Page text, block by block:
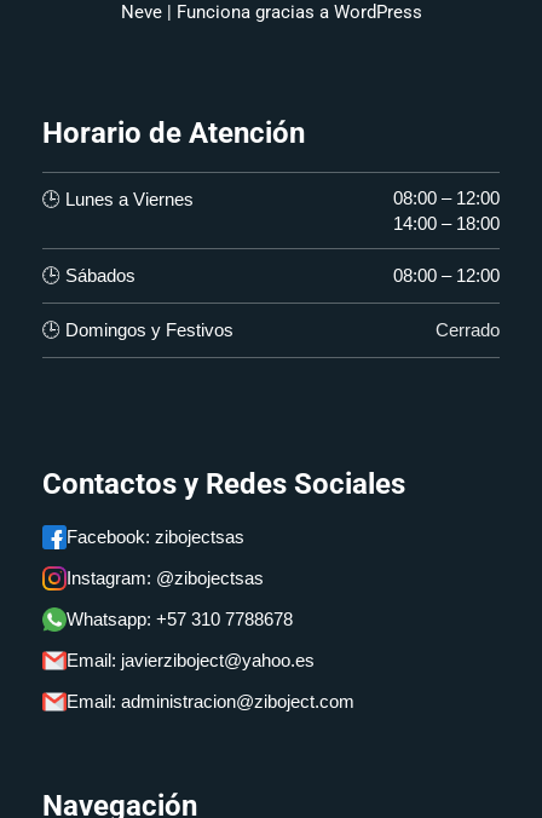
Neve| Funciona gracias a WordPress
Horario de Atención
🕒 Lunes a Viernes
08:00 – 12:00
14:00 – 18:00
🕒 Sábados 08:00 – 12:00
🕒 Domingos y Festivos Cerrado
Contactos y Redes Sociales
Facebook: zibojectsas
Instagram: @zibojectsas
Whatsapp: +57 310 7788678
Email: javierziboject@yahoo.es
Email: administracion@ziboject.com
Navegación